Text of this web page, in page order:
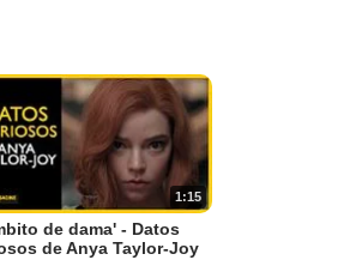
1:15
de dama' - Datos
de Anya Taylor-Joy